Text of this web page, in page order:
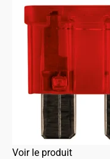
Voir le produit